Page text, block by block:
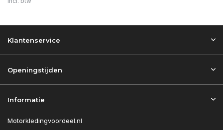
Klantenservice
Openingstijden
Informatie
Motorkledingvoordeel.nl